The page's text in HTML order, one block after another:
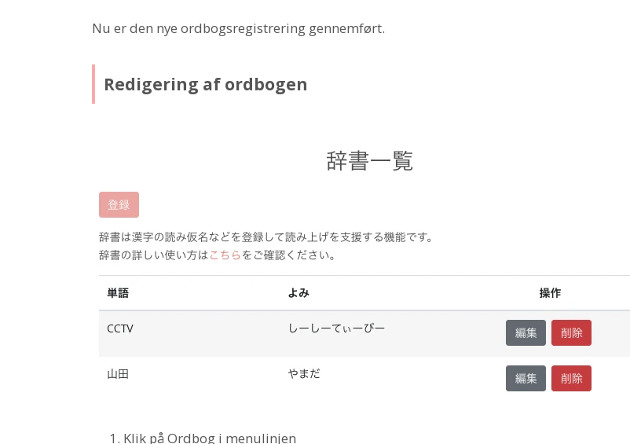
Nu er den nye ordbogsregistrering gennemført.
Redigering af ordbogen
Klik på Ordbog i menulinjen